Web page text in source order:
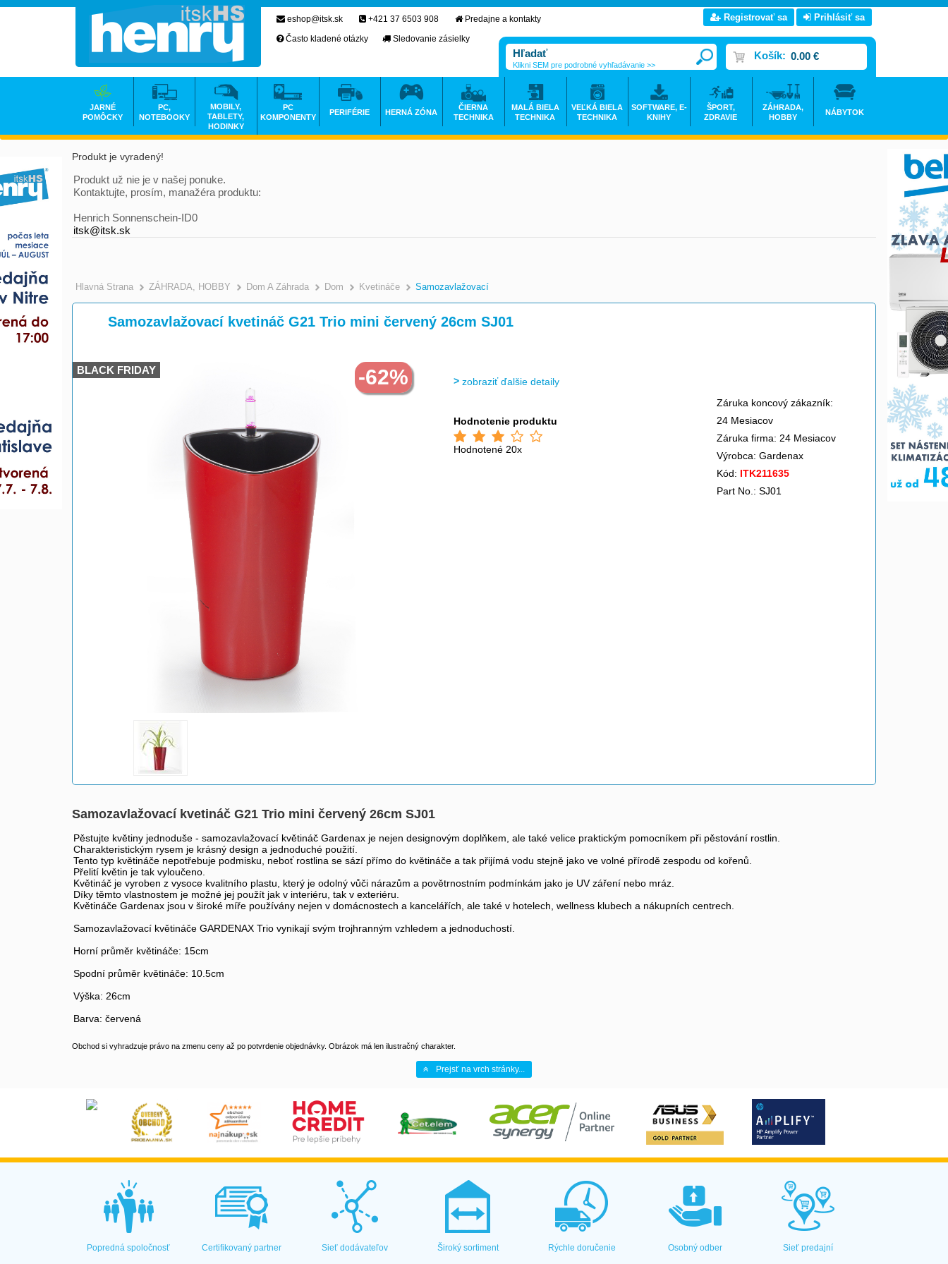
Produkt je vyradený!
Produkt už nie je v našej ponuke.
Kontaktujte, prosím, manažéra produktu:
Henrich Sonnenschein-ID0
itsk@itsk.sk
Hlavná Strana >
ZÁHRADA, HOBBY >
Dom A Záhrada >
Dom >
Kvetináče >
Samozavlažovací
Samozavlažovací kvetináč G21 Trio mini červený 26cm SJ01
BLACK FRIDAY -62% zobraziť ďalšie detaily
Hodnotenie produktu
Hodnotené 20x
Záruka koncový zákazník:
24 Mesiacov
Záruka firma: 24 Mesiacov
Výrobca: Gardenax
Kód: ITK211635
Part No.: SJ01
Samozavlažovací kvetináč G21 Trio mini červený 26cm SJ01
Pěstujte květiny jednoduše - samozavlažovací květináč Gardenax je nejen designovým doplňkem, ale také velice praktickým pomocníkem při pěstování rostlin.
Charakteristickým rysem je krásný design a jednoduché použití.
Tento typ květináče nepotřebuje podmisku, neboť rostlina se sází přímo do květináče a tak přijímá vodu stejně jako ve volné přírodě zespodu od kořenů.
Přelití květin je tak vyloučeno.
Květináč je vyroben z vysoce kvalitního plastu, který je odolný vůči nárazům a povětrnostním podmínkám jako je UV záření nebo mráz.
Díky těmto vlastnostem je možné jej použít jak v interiéru, tak v exteriéru.
Květináče Gardenax jsou v široké míře používány nejen v domácnostech a kancelářích, ale také v hotelech, wellness klubech a nákupních centrech.
Samozavlažovací květináče GARDENAX Trio vynikají svým trojhranným vzhledem a jednoduchostí.
Horní průměr květináče: 15cm
Spodní průměr květináče: 10.5cm
Výška: 26cm
Barva: červená
Obchod si vyhradzuje právo na zmenu ceny až po potvrdenie objednávky. Obrázok má len ilustračný charakter.
Prejsť na vrch stránky...
eshop@itsk.sk +421 37 6503 908
Predajne a kontakty
Často kladené otázky
Sledovanie zásielky
Registrovať sa Prihlásiť sa
Košík: 0.00 €
Klikni SEM pre podrobné vyhľadávanie >>
JARNÉ
POMÔCKY
PC,
NOTEBOOKY
MOBILY,
TABLETY,
HODINKY
PC
KOMPONENTY
PERIFÉRIE HERNÁ ZÓNA
ČIERNA
TECHNIKA
MALÁ BIELA
TECHNIKA
VEĽKÁ BIELA
TECHNIKA
SOFTWARE, E-
KNIHY
ŠPORT,
ZDRAVIE
ZÁHRADA,
HOBBY
NÁBYTOK
Popredná spoločnosť Certifikovaný partner Sieť dodávateľov Široký sortiment Rýchle doručenie Osobný odber Sieť predajní